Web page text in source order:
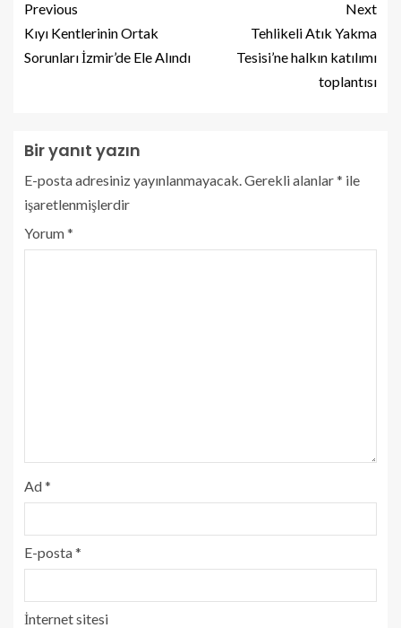
Previous
Kıyı Kentlerinin Ortak
Sorunları İzmir’de Ele Alındı
Next
Tehlikeli Atık Yakma
Tesisi’ne halkın katılımı
toplantısı
Bir yanıt yazın
E-posta adresiniz yayınlanmayacak. Gerekli alanlar* ile
işaretlenmişlerdir
Yorum*
Ad*
E-posta*
İnternet sitesi